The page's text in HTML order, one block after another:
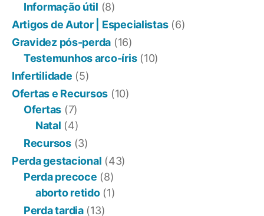
Informação útil (8)
Artigos de Autor | Especialistas(6)
Gravidez pós-perda (16)
Testemunhos arco-íris(10)
Infertilidade (5)
Ofertas e Recursos (10)
Ofertas (7)
Natal (4)
Recursos(3)
Perda gestacional (43)
Perda precoce (8)
aborto retido(1)
Perda tardia(13)